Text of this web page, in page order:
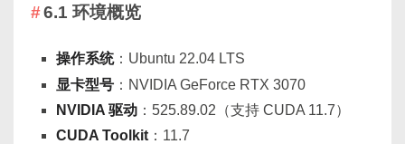
6.1 环境概览
操作系统：Ubuntu 22.04 LTS
显卡型号 ：NVIDIA GeForce RTX 3070
NVIDIA 驱动 ：525.89.02（支持 CUDA 11.7）
CUDA Toolkit ：11.7